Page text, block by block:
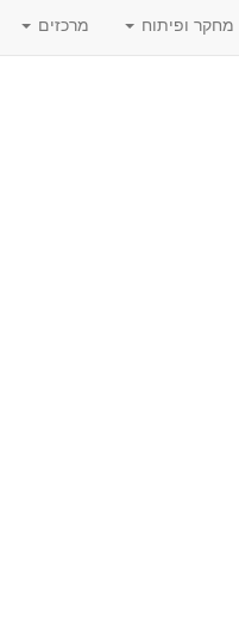
מחקר ופיתוח מרכזים